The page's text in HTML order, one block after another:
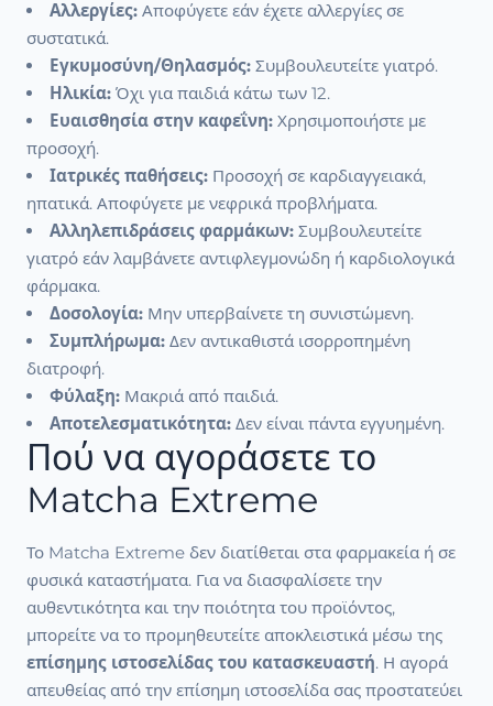
Αλλεργίες: Αποφύγετε εάν έχετε αλλεργίες σε
συστατικά.
Εγκυμοσύνη/Θηλασμός: Συμβουλευτείτε γιατρό.
Ηλικία: Όχι για παιδιά κάτω των 12.
Ευαισθησία στην καφεΐνη: Χρησιμοποιήστε με
προσοχή.
Ιατρικές παθήσεις: Προσοχή σε καρδιαγγειακά,
ηπατικά. Αποφύγετε με νεφρικά προβλήματα.
Αλληλεπιδράσεις φαρμάκων: Συμβουλευτείτε
γιατρό εάν λαμβάνετε αντιφλεγμονώδη ή καρδιολογικά
φάρμακα.
Δοσολογία: Μην υπερβαίνετε τη συνιστώμενη.
Συμπλήρωμα: Δεν αντικαθιστά ισορροπημένη
διατροφή.
Φύλαξη: Μακριά από παιδιά.
Αποτελεσματικότητα: Δεν είναι πάντα εγγυημένη.
Πού να αγοράσετε το
Matcha Extreme
Το Matcha Extreme δεν διατίθεται στα φαρμακεία ή σε
φυσικά καταστήματα. Για να διασφαλίσετε την
αυθεντικότητα και την ποιότητα του προϊόντος,
μπορείτε να το προμηθευτείτε αποκλειστικά μέσω της
επίσημης ιστοσελίδας του κατασκευαστή. Η αγορά
απευθείας από την επίσημη ιστοσελίδα σας προστατεύει